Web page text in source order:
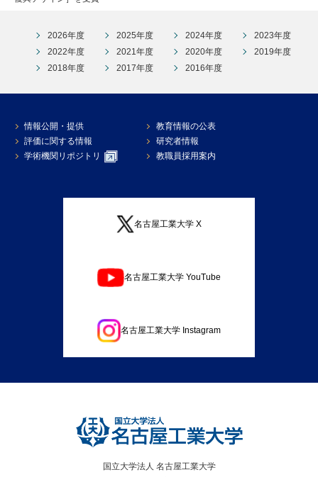
2026年度 2025年度 2024年度
2023年度
2022年度
2021年度 2020年度
2019年度
2018年度
2017年度 2016年度
情報公開・提供
教育情報の公表
評価に関する情報
研究者情報
学術機関リポジトリ
教職員採用案内
名古屋工業大学 X
名古屋工業大学 YouTube
名古屋工業大学 Instagram
国立大学法人 名古屋工業大学